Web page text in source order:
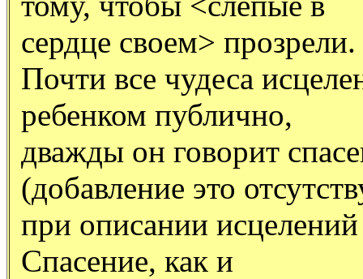
сердце своем> прозрели.
Почти все чудеса
ребенком публично,
дважды он говорит
(добавление это
при описании
Спасение, как и